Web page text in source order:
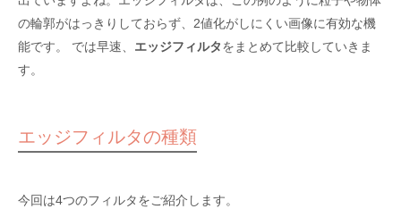
の輪郭がはっきりしておらず、2値化がしにくい画像に有効な機
能です。 では早速、 エッジフィルタをまとめて比較していきま
す。
エッジフィルタの種類
今回は4つのフィルタをご紹介します。